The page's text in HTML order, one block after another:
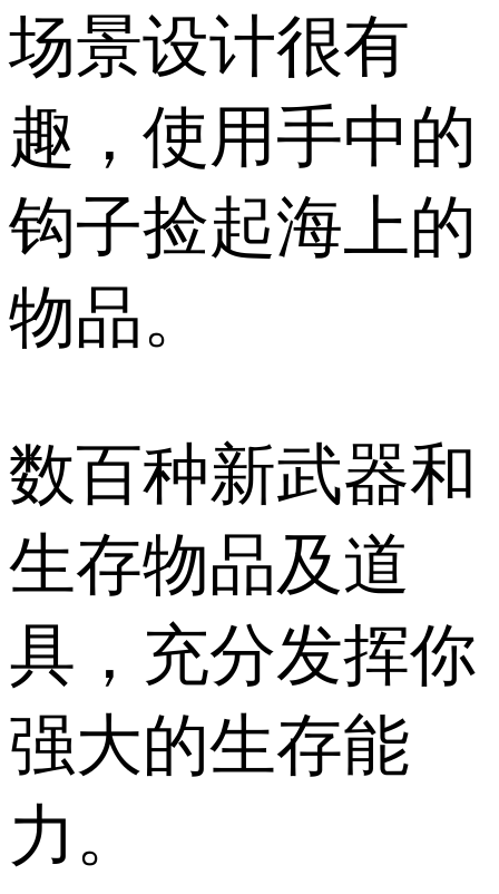
场景设计很有
趣，使用手中的
钩子捡起海上的
物品。
数百种新武器和
生存物品及道
具，充分发挥你
强大的生存能
力。